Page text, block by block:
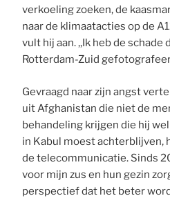
verkoeling zoeken, de
naar de klimaatacties op de
vult hij aan. ,,Ik heb de
Rotterdam-Zuid
Gevraagd naar zijn angst
uit Afghanistan die niet de
behandeling krijgen die hij
in Kabul moest achterblijven,
de telecommunicatie. Sinds
voor mijn zus en hun gezin
perspectief dat het beter